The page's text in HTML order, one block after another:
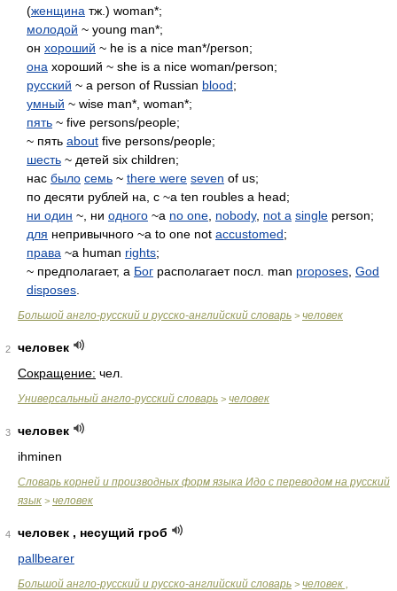
(женщина тж.) woman*;
молодой ~ young man*;
он хороший ~ he is а nice man*/person;
она хороший ~ she is а nice woman/person;
русский ~ а person of Russian blood;
умный ~ wise man*, woman*;
пять ~ five persons/people;
~ пять about five persons/people;
шесть ~ детей six children;
нас было семь ~ there were seven of us;
по десяти рублей на, с ~а ten roubles а head;
ни один ~, ни одного ~а no one nobody, not а single person;
для непривычного ~а to one not accustomed;
права ~a human rights;
~ предполагает, а Бог располагает посл. man proposes God
disposes
Большой англо-русский и русско-английский словарь > человек
2
человек
Сокращение: чел.
Универсальный англо-русский словарь > человек
3
человек
ihminen
Словарь корней и производных форм языка Идо с переводом на русский
язык > человек
4
человек , несущий гроб
pallbearer
Большой англо-русский и русско-английский словарь > человек ,